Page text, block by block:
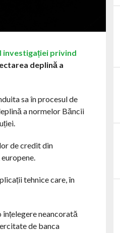
investigației privind
deplină a
sa în procesul de
a normelor Băncii
de credit din
tehnice care, în
înțelegere neancorată
de banca